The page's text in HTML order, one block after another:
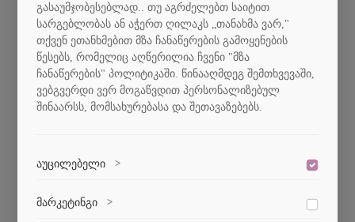
გასაუმჯობესებლად.. თუ აგრძელებთ საიტით
სარგებლობას ან აჭერთ ღილაკს „თანახმა ვარ,"
თქვენ ეთანხმებით მზა ჩანაწერების გამოყენების
წესებს, რომელიც აღწერილია ჩვენი "მზა
ჩანაწერების" პოლიტიკაში. წინააღმდეგ შემთხვევაში,
ვებგვერდი ვერ მოგაწვდით პერსონალიზებულ
შინაარსს, მომსახურებასა და შეთავაზებებს.
აუცილებელი >
ვებსაიტის გამართული ფუნქციონირებისთვის
აუცილებელი ქუქი-ფაილები.
მარკეტინგი >